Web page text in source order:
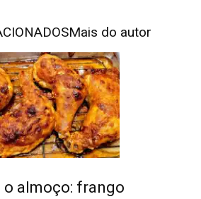
Mais do autor
o almoço: frango